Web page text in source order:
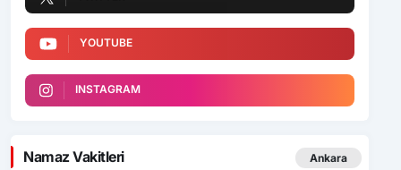
YOUTUBE
INSTAGRAM
Namaz Vakitleri Ankara